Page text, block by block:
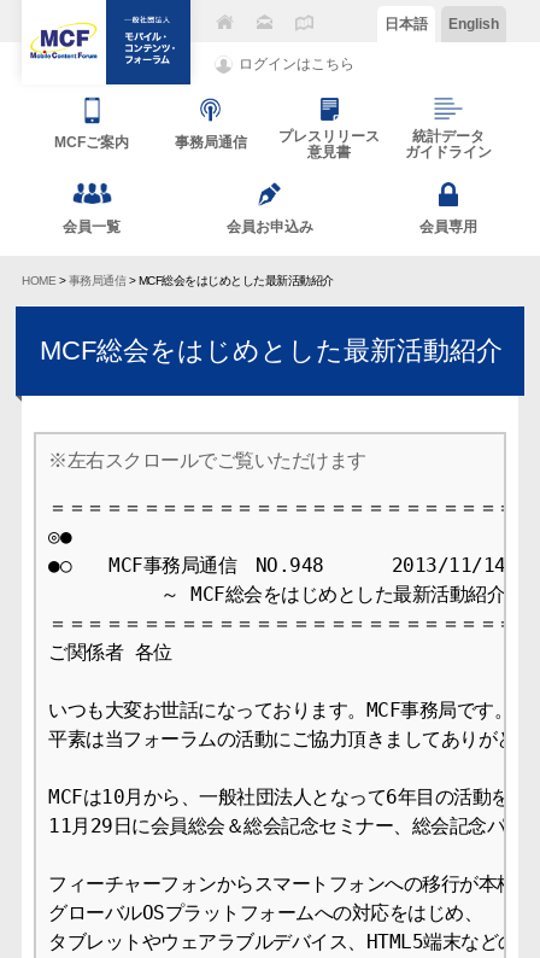
ログインはこちら
日本語 English
MCFご案内 事務局通信
プレスリリース
意見書
統計データ
ガイドライン
会員一覧 会員お申込み 会員専用
HOME >事務局通信> MCF総会をはじめとした最新活動紹介
MCF総会をはじめとした最新活動紹介
＝＝＝＝＝＝＝＝＝＝＝＝＝＝＝＝＝＝＝＝＝＝＝＝＝
◎●
●○　　MCF事務局通信　NO.948　　　 2013/11/14
～ MCF総会をはじめとした最新活動紹介 ～
＝＝＝＝＝＝＝＝＝＝＝＝＝＝＝＝＝＝＝＝＝＝＝＝＝
ご関係者 各位
いつも大変お世話になっております。MCF事務局です。
平素は当フォーラムの活動にご協力頂きましてありがと
MCFは10月から、一般社団法人となって6年目の活動を開
11月29日に会員総会＆総会記念セミナー、総会記念パー
フィーチャーフォンからスマートフォンへの移行が本格
グローバルOSプラットフォームへの対応をはじめ、
タブレットやウェアラブルデバイス、HTML5端末などの登